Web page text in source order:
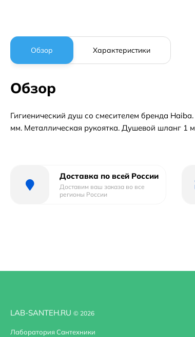
Обзор Характеристики
Обзор
Гигиенический душ со смесителем бренда
мм. Металлическая рукоятка. Душевой шланг 1
Доставка по всей России
Доставим ваш заказа во все
регионы России
LAB-SANTEH.RU © 2026
Лаборатория Сантехники